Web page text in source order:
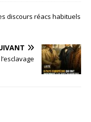
discours réacs habituels